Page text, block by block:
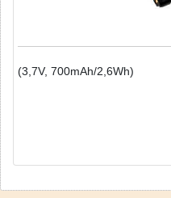
(3,7V, 700mAh/2,6Wh)